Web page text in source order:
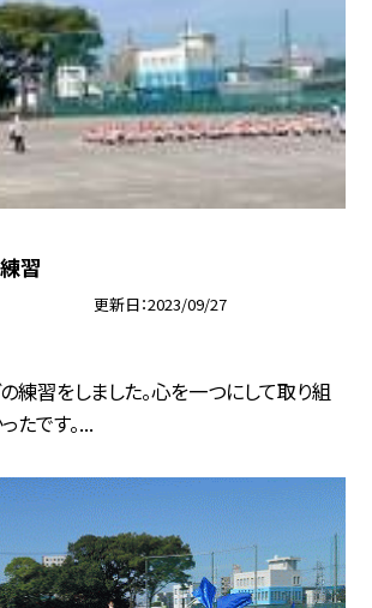
習
更新日 2023/09/27
練習をしました。心を一つにして取り組
たです。...